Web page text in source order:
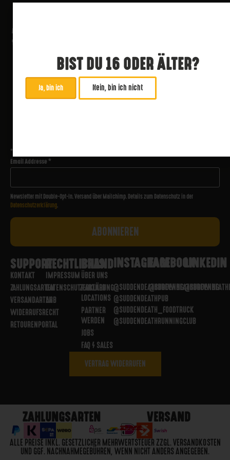
*
Email Addresse*
Newsletter mit Double-Opt-In. Versand über Mailchimp. Details zum Datenschutz in der
Datenschutzerklärung.
SUPPORT
KONTAKT
ZAHLUNGSARTEN
VERSANDARTEN
WIDERRUFSRECHT
RETOURENPORTAL
RECHTLICHES
IMPRESSUM
DATENSCHUTZERKLÄRUNG
AGB
BRAND
ÜBER UNS
PARTNER
LOCATIONS
PARTNER
WERDEN
JOBS
FAQ / SALES
INSTAGRAM
@SUDDENDEATHBREWING
@SUDDENDEATHPUB
@SUDDENDEATH_FOODTRUCK
@SUDDENDEATHRUNNINGCLUB
FACEBOOK
@SUDDENDEATHBREWING
LINKEDIN
VERTRAG WIDERRUFEN
ZAHLUNGSARTEN VERSAND
ALLE PREISE INKL. GESETZLICHER MEHRWERTSTEUER ZZGL. VERSANDKOSTEN
UND GGF. NACHNAHMEGEBÜHREN, WENN NICHT ANDERS ANGEGEBEN.
BIST DU 16 ODER ÄLTER?
Ja, bin ich Nein, bin ich nicht